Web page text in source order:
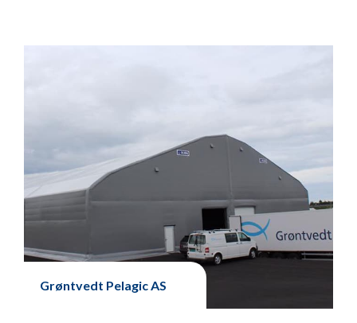
Grøntvedt Pelagic AS